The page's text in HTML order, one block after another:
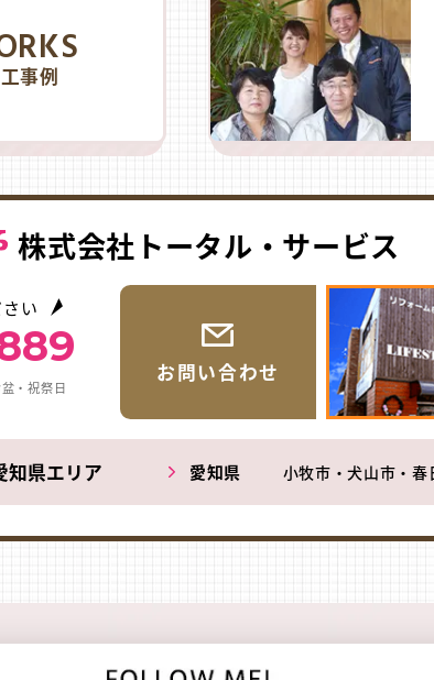
事例
株式会社トータル・サービス
い
・祝祭日
お問い合わせ
知県エリア 愛知県 小牧市・犬山市・